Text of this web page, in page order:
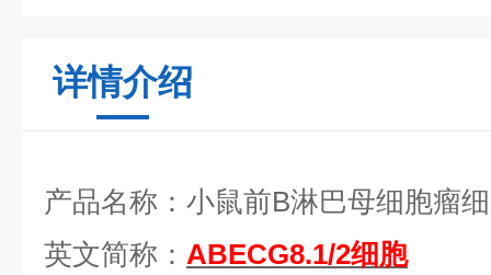
详情介绍
产品名称：小鼠前B淋巴母细胞瘤
英文简称： ABE­CG8.1/2细胞